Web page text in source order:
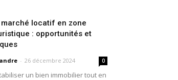
marché locatif en zone
: opportunités et
- 26 décembre 2024 0
un bien immobilier tout en